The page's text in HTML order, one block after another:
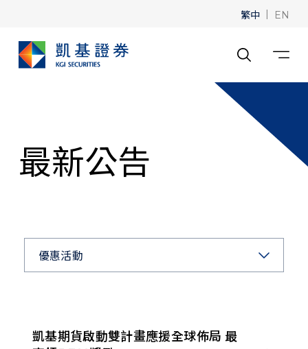
繁中 | EN
最新公告
優惠活動
凱基期貨啟動雙計畫應援全球佈局 最